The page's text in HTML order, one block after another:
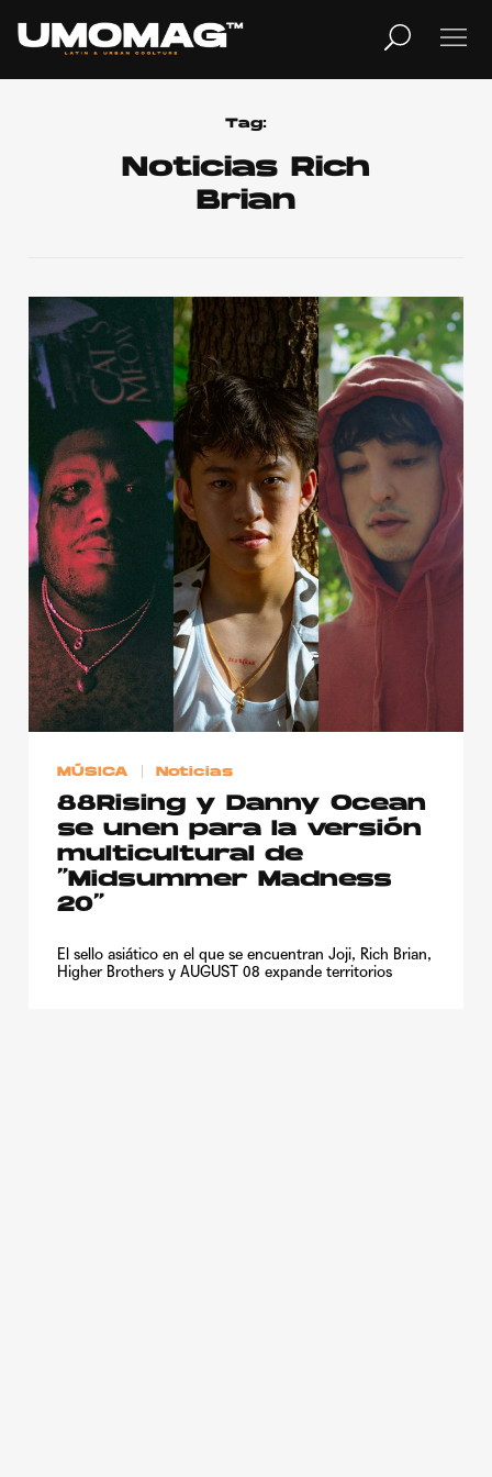
TV
Home
Cover Story
Publicidad
Contacto
Aviso Legal
© 2015-2022 UMOMAG. PROPIEDAD DE UMO agency. TODOS LOS
DERECHOS RESERVADOS.
Tag:
Noticias Rich
Brian
MÚSICA Noticias
88Rising y Danny Ocean
se unen para la versión
multicultural de
“Midsummer Madness
20”
El sello asiático en el que se encuentran Joji, Rich Brian,
Higher Brothers y AUGUST 08 expande territorios